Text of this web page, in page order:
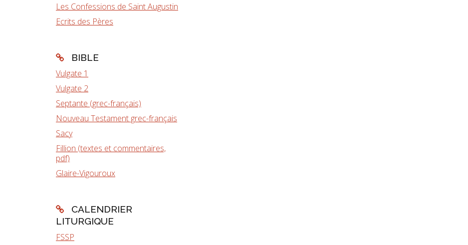
Les Confessions de Saint Augustin
Ecrits des Pères
BIBLE
Vulgate 1
Vulgate 2
Septante (grec-français)
Nouveau Testament grec-français
Sacy
Fillion (textes et commentaires,
pdf)
Glaire-Vigouroux
CALENDRIER
LITURGIQUE
FSSP